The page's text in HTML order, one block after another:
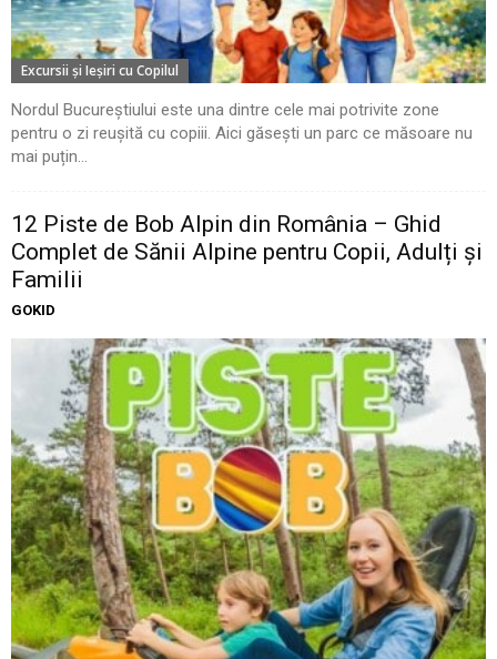
Excursii şi Ieşiri cu Copilul
Nordul Bucureștiului este una dintre cele mai potrivite zone
pentru o zi reușită cu copiii. Aici găsești un parc ce măsoare nu
mai puțin...
12 Piste de Bob Alpin din România – Ghid
Complet de Sănii Alpine pentru Copii, Adulți și
Familii
GOKID